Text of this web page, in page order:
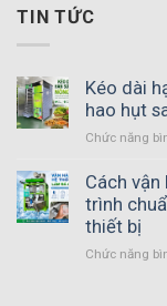
TIN TỨC
Kéo dài
hao hụt
Chức năng
Cách
trình
thiết bị
Chức năng